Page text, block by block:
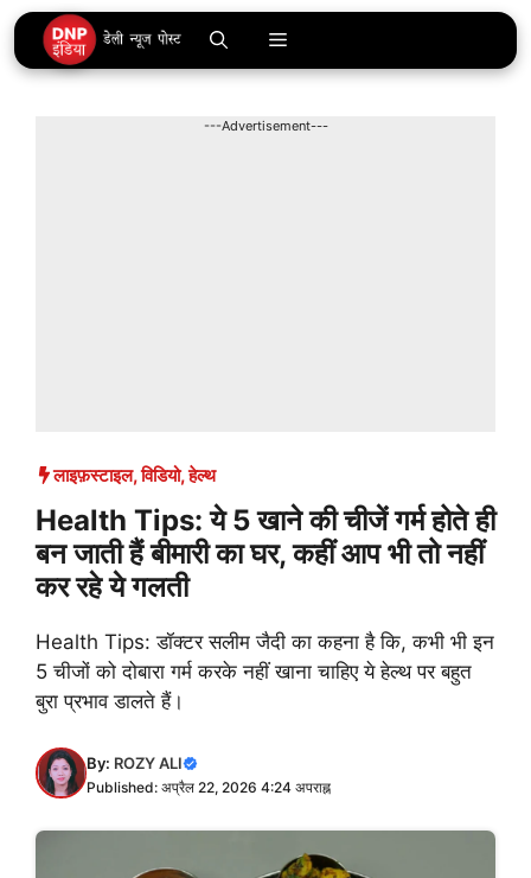
Skip
to
content
Menu
---Advertisement---
लाइफ़स्टाइल,विडियो,हेल्थ
Health Tips: ये 5 खाने की चीजें गर्म होते ही
बन जाती हैं बीमारी का घर, कहीं आप भी तो नहीं
कर रहे ये गलती
Health Tips: डॉक्टर सलीम जैदी का कहना है कि, कभी भी इन
5 चीजों को दोबारा गर्म करके नहीं खाना चाहिए ये हेल्थ पर बहुत
बुरा प्रभाव डालते हैं।
By: ROZY ALI
Published: अप्रैल 22, 2026 4:24 अपराह्न